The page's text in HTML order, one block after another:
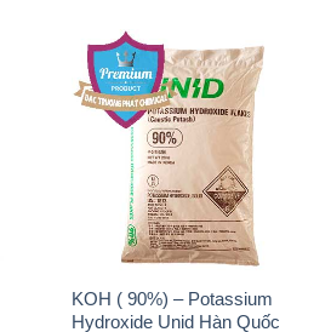
KOH ( 90%) – Potassium
Hydroxide Unid Hàn Quốc